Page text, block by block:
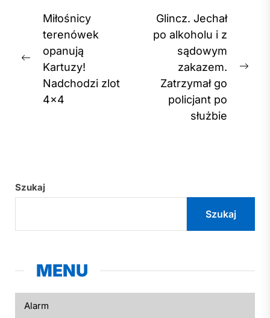
Nawigacja
wpisu
Previous
post:
Miłośnicy
terenówek
opanują
Kartuzy!
Nadchodzi zlot
4×4
Glincz. Jechał
po alkoholu i z
sądowym
zakazem.
Zatrzymał go
policjant po
służbie
Szukaj
Szukaj
MENU
Alarm